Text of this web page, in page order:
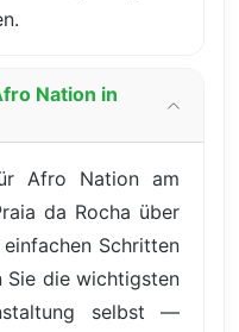
Nation in
Afro Nation am
da Rocha über
Schritten
Sie die wichtigsten
selbst —